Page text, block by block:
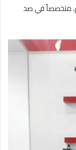
متخصصاً في صد